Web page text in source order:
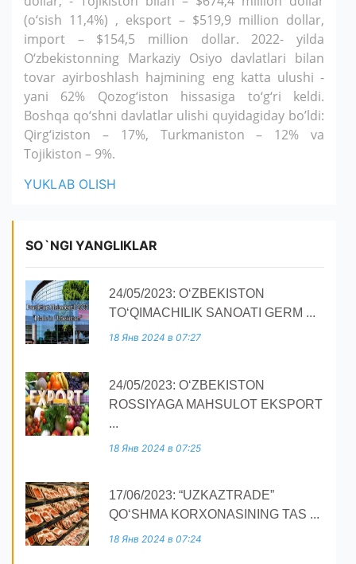
(o‘sish 11,4%) , eksport – $519,9 million dollar,
import – $154,5 million dollar. 2022- yilda
O‘zbekistonning Markaziy Osiyo davlatlari bilan
tovar ayirboshlash hajmining eng katta ulushi -
yani 62% Qozog‘iston hissasiga to‘g‘ri keldi.
Boshqa qo‘shni davlatlar ulishi quyidagiday bo’ldi:
Qirg‘iziston – 17%, Turkmaniston – 12% va
Tojikiston – 9%.
YUKLAB OLISH
SO`NGI YANGLIKLAR
24/05/2023: O‘ZBEKISTON
TO‘QIMACHILIK SANOATI GERM ...
18 Янв 2024 в 07:27
24/05/2023: O‘ZBEKISTON
ROSSIYAGA MAHSULOT EKSPORT
...
18 Янв 2024 в 07:25
17/06/2023: “UZKAZTRADE”
QOʻSHMA KORXONASINING TAS ...
18 Янв 2024 в 07:24